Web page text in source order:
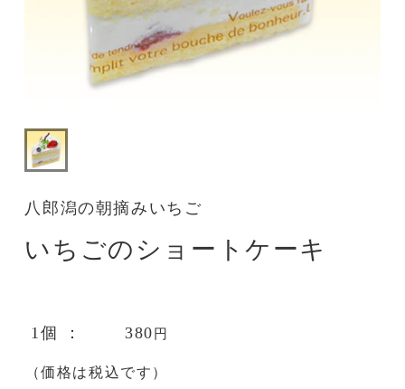
八郎潟の朝摘みいちご
いちごのショートケーキ
1個 ： 380 円
（価格は税込です）